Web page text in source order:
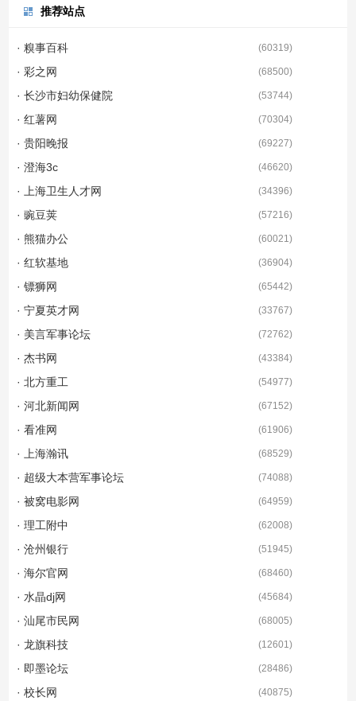
推荐站点
· 糗事百科 (60319)
· 彩之网 (68500)
· 长沙市妇幼保健院 (53744)
· 红薯网 (70304)
· 贵阳晚报 (69227)
· 澄海3c (46620)
· 上海卫生人才网 (34396)
· 豌豆荚 (57216)
· 熊猫办公 (60021)
· 红软基地 (36904)
· 镖狮网 (65442)
· 宁夏英才网 (33767)
· 美言军事论坛 (72762)
· 杰书网 (43384)
· 北方重工 (54977)
· 河北新闻网 (67152)
· 看准网 (61906)
· 上海瀚讯 (68529)
· 超级大本营军事论坛 (74088)
· 被窝电影网 (64959)
· 理工附中 (62008)
· 沧州银行 (51945)
· 海尔官网 (68460)
· 水晶dj网 (45684)
· 汕尾市民网 (68005)
· 龙旗科技 (12601)
· 即墨论坛 (28486)
· 校长网 (40875)